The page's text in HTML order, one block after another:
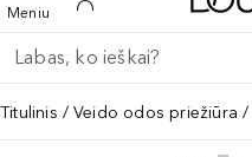
MeniuAtidaryti meniuĮ mano paskyrą
Grįžk atgal
Vykdykite paiešką
Titulinis Veido odos priežiūra